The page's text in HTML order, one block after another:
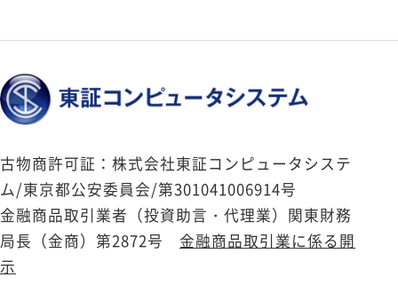
古物商許可証：株式会社東証コンピュータシステ
ム/東京都公安委員会/第301041006914号
金融商品取引業者（投資助言・代理業）関東財務
局長（金商）第2872号 金融商品取引業に係る開
示